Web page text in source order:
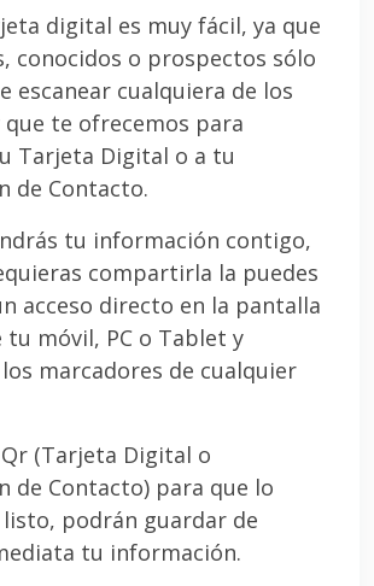
digital es muy fácil, ya que
conocidos o prospectos sólo
escanear cualquiera de los
que te ofrecemos para
Tarjeta Digital o a tu
de Contacto.
tu información contigo,
compartirla la puedes
acceso directo en la pantalla
tu móvil, PC o Tablet y
marcadores de cualquier
(Tarjeta Digital o
de Contacto) para que lo
listo, podrán guardar de
tu información.